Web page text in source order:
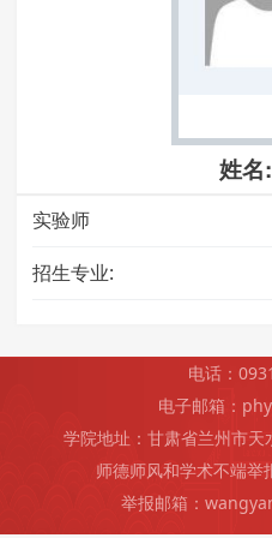
姓名
实验师
招生专业:
电话：
电子邮箱：
学院地址：甘肃省兰州市
师德师风和学术不端
举报邮箱：